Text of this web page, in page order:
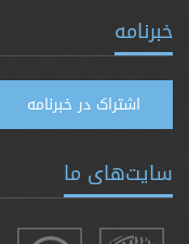
خبرنامه
اشتراک در خبرنامه
سایت‌های ما